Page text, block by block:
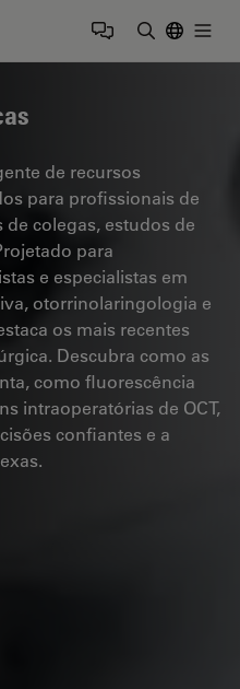
de recursos
para profissionais de
colegas, estudos de
para
e especialistas em
otorrinolaringologia e
os mais recentes
Descubra como as
como fluorescência
intraoperatórias de OCT,
confiantes e a